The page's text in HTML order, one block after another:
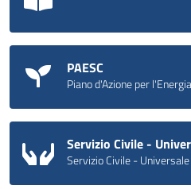
PAESC
Piano d'Azione per
Servizio Civile -
Servizio Civile -